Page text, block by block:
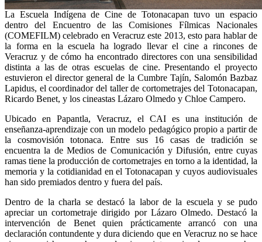
La Escuela Indígena de Cine de Totonacapan tuvo un espacio
dentro del Encuentro de las Comisiones Fílmicas Nacionales
(COMEFILM) celebrado en Veracruz este 2013, esto para hablar de
la forma en la escuela ha logrado llevar el cine a rincones de
Veracruz y de cómo ha encontrado directores con una sensibilidad
distinta a las de otras escuelas de cine. Presentando el proyecto
estuvieron el director general de la Cumbre Tajín, Salomón Bazbaz
Lapidus, el coordinador del taller de cortometrajes del Totonacapan,
Ricardo Benet, y los cineastas Lázaro Olmedo y Chloe Campero.
Ubicado en Papantla, Veracruz, el CAI es una institución de
enseñanza-aprendizaje con un modelo pedagógico propio a partir de
la cosmovisión totonaca. Entre sus 16 casas de tradición se
encuentra la de Medios de Comunicación y Difusión, entre cuyas
ramas tiene la producción de cortometrajes en torno a la identidad, la
memoria y la cotidianidad en el Totonacapan y cuyos audiovisuales
han sido premiados dentro y fuera del país.
Dentro de la charla se destacó la labor de la escuela y se pudo
apreciar un cortometraje dirigido por Lázaro Olmedo. Destacó la
intervención de Benet quien prácticamente arrancó con una
declaración contundente y dura diciendo que en Veracruz no se hace